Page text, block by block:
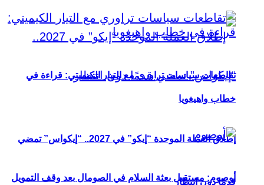
إطلاق العملة الموحدة “إيكو” في 2027.. “إيكواس” تمضي
قدمًا دون انتظار
تقاطعات سياسات تراوري مع التيار الكيميتي: قراءة في
خطاب واهيغويا
أوصوم: مستقبل بعثة السلام في الصومال بعد وقف التمويل